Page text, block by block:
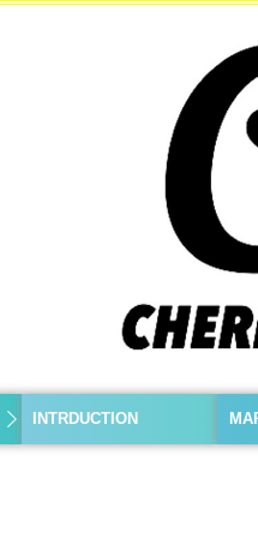
INTRDUCTION